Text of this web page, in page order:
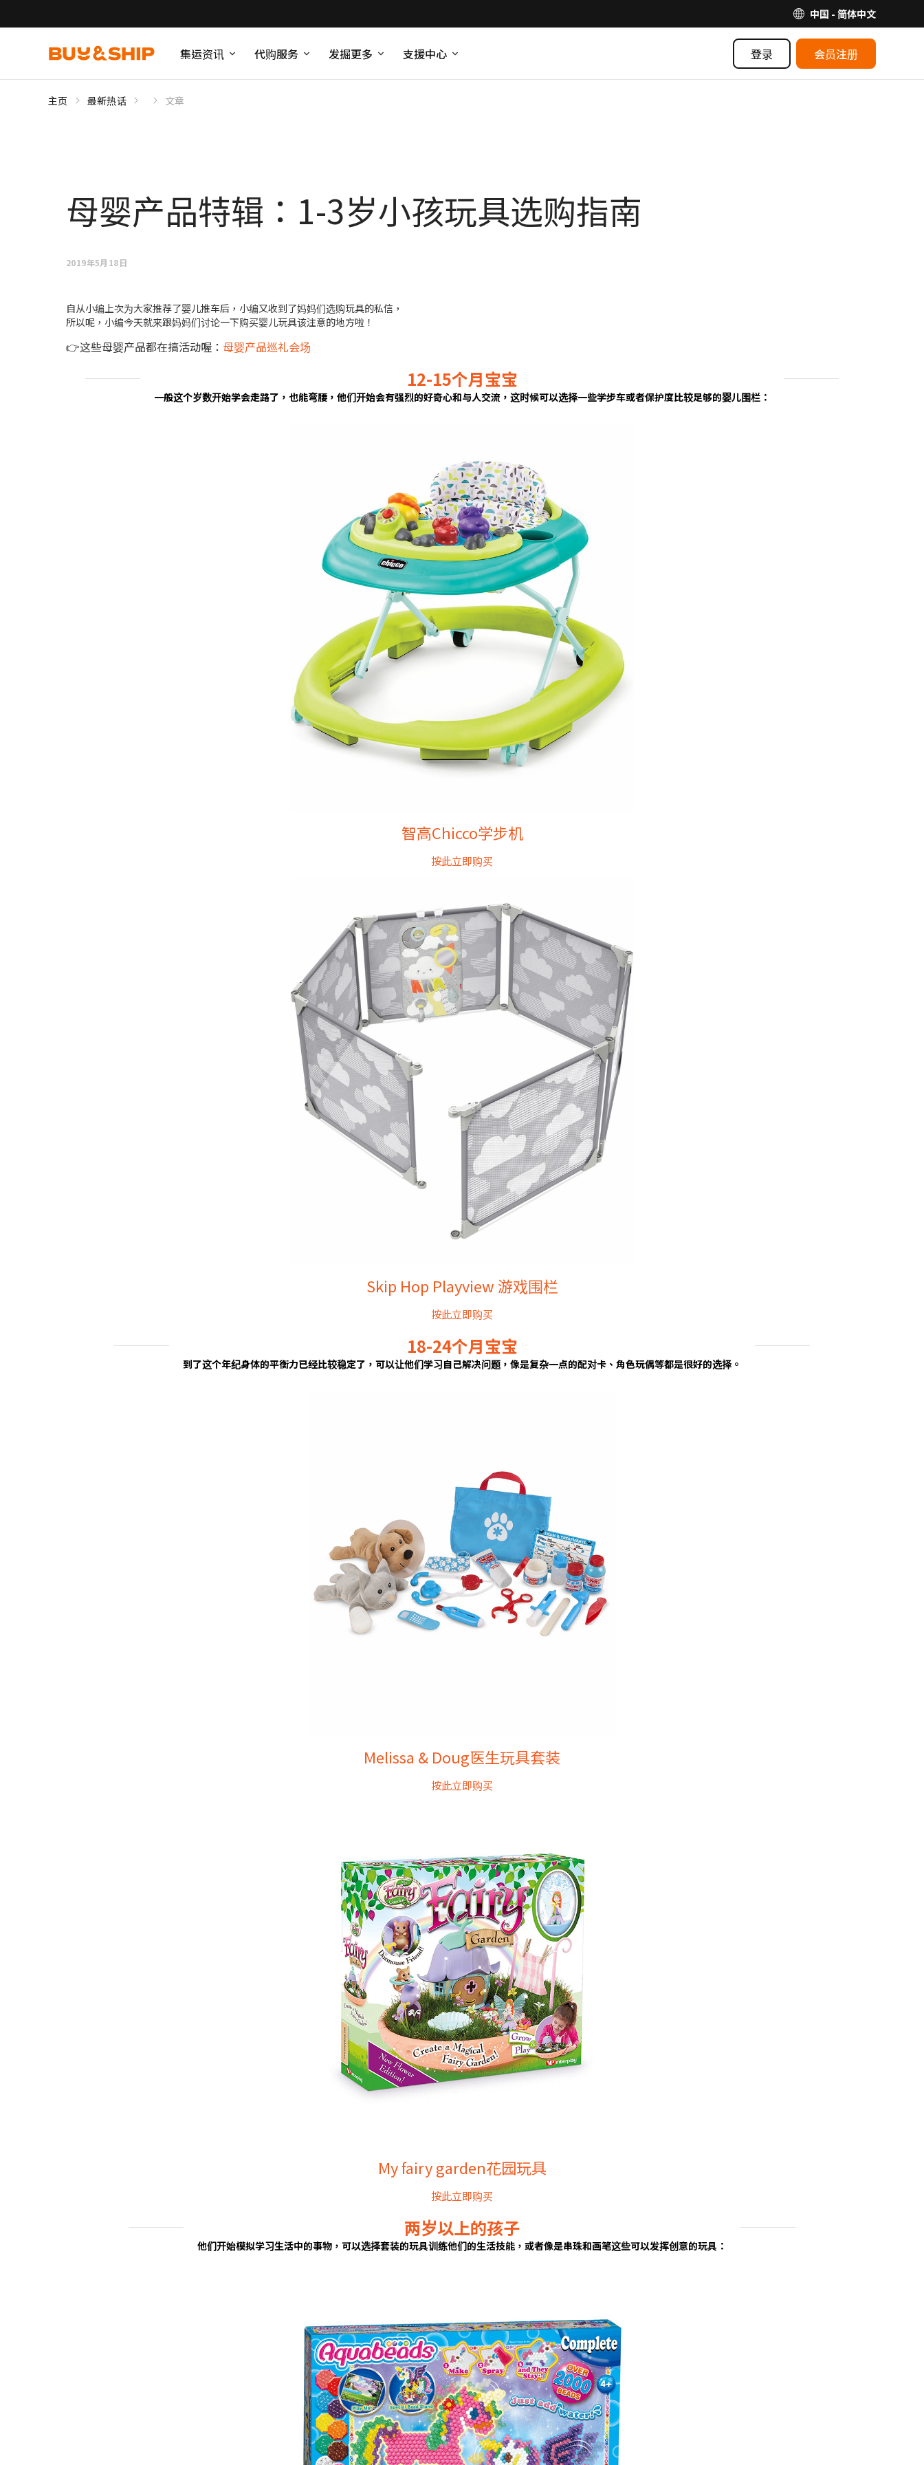
中国 - 简体中文
集运资讯 代购服务 发掘更多 支援中心 登录 会员注册
主页 最新热话 文章
母婴产品特辑：1-3岁小孩玩具选购指南
2019年5月18日
自从小编上次为大家推荐了婴儿推车后，小编又收到了妈妈们选购玩具的私信，
所以呢，小编今天就来跟妈妈们讨论一下购买婴儿玩具该注意的地方啦！
👉这些母婴产品都在搞活动喔： 母婴产品巡礼会场
12-15个月宝宝
一般这个岁数开始学会走路了，也能弯腰，他们开始会有强烈的好奇心和与人交流，这时候可以选择一些学步车或者保护度比较足够的婴儿围栏：
智高Chicco学步机
按此立即购买
Skip Hop Playview 游戏围栏
按此立即购买
18-24个月宝宝
到了这个年纪身体的平衡力已经比较稳定了，可以让他们学习自己解决问题，像是复杂一点的配对卡、角色玩偶等都是很好的选择。
Melissa & Doug医生玩具套装
按此立即购买
My fairy garden花园玩具
按此立即购买
两岁以上的孩子
他们开始模拟学习生活中的事物，可以选择套装的玩具训练他们的生活技能，或者像是串珠和画笔这些可以发挥创意的玩具：